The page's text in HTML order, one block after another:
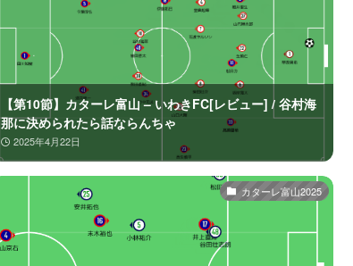
【第10節】カターレ富山 – いわきFC[レビュー] / 谷村海
那に決められたら話ならんちゃ
2025年4月22日
カターレ富山2025